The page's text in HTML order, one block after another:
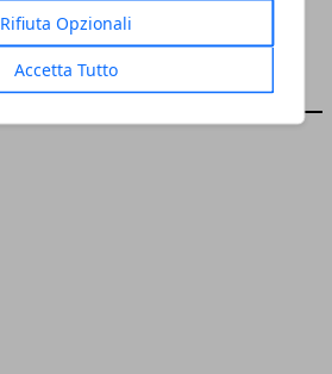
Rifiuta Opzionali
Accetta Tutto